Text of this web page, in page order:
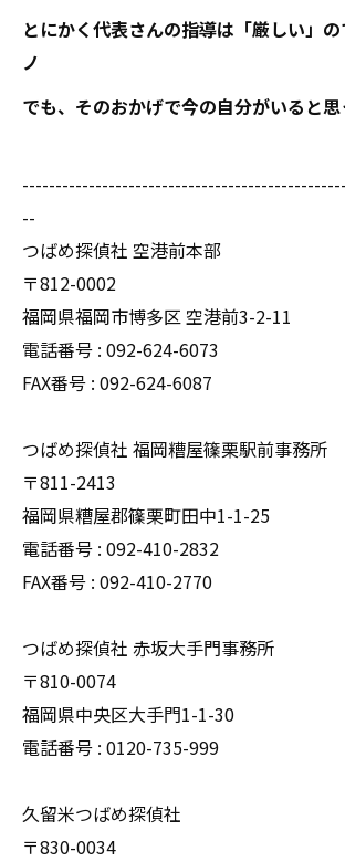
とにかく代表さんの指導は「厳しい」
ノ
でも、そのおかげで今の自分がいると思
--
つばめ探偵社 空港前本部
〒812-0002
福岡県福岡市博多区 空港前3-2-11
電話番号 : 092-624-6073
FAX番号 : 092-624-6087
つばめ探偵社 福岡糟屋篠栗駅前事務所
〒811-2413
福岡県糟屋郡篠栗町田中1-1-25
電話番号 : 092-410-2832
FAX番号 : 092-410-2770
つばめ探偵社 赤坂大手門事務所
〒810-0074
福岡県中央区大手門1-1-30
電話番号 : 0120-735-999
久留米つばめ探偵社
〒830-0034